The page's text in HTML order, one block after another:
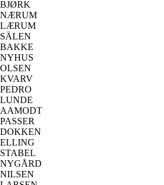
BJØRK
NÆRUM
LÆRUM
SÄLEN
BAKKE
NYHUS
OLSEN
KVARV
PEDRO
LUNDE
AAMODT
PASSER
DOKKEN
ELLING
STABEL
NYGÅRD
NILSEN